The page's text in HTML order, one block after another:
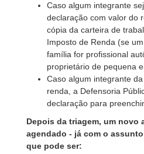
Caso algum integrante
declaração com valor do
cópia da carteira de
Imposto de Renda (se
família for profissional
proprietário de pequena
Caso algum integrante
renda, a Defensoria
declaração para
Depois da triagem, um novo
agendado - já com o
que pode ser: